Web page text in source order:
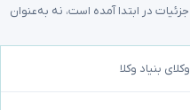
در ابتدا آمده است، نه به‌عنوان
بنیاد وکلا